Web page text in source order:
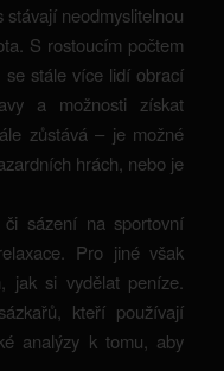
neodmyslitelnou
S rostoucím počtem
se stále více lidí obrací
a možnosti získat
zůstává – je možné
hrách, nebo je
sázení na sportovní
Pro jiné však
jak si vydělat peníze.
kteří používají
analýzy k tomu, aby